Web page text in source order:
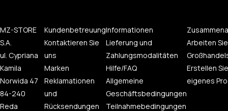
MZ-STORE
S.A.
ul. Cypriana
Kamila
Norwida 47
84-240
Reda
Kundenbetreuung
Kontaktieren Sie
uns
Marken
Reklamationen
und
Rücksendungen
Informationen
Lieferung und
Zahlungsmodalitäten
Hilfe/FAQ
Allgemeine
Geschäftsbedingungen
Teilnahmebedingungen
Arbeiten
Erstellen
eigenes